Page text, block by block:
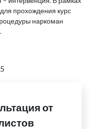
прохождения курс
наркоман
от